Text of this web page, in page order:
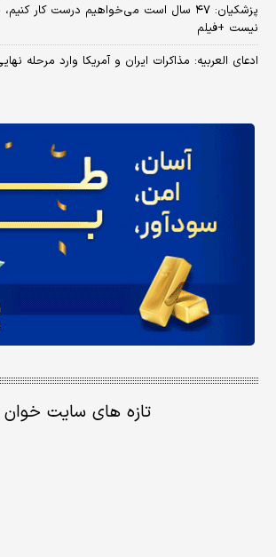
پزشکیان: ۴۷ سال است می‌خواهیم درست کار
نیست +فیلم
ادعای العربیه: مذاکرات ایران و آمریکا وارد مرحله
تازه های سایت خوان